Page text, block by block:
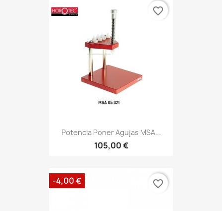
Potencia Poner Agujas MSA...
105,00 €
favorite_border
-4,00 € favorite_border